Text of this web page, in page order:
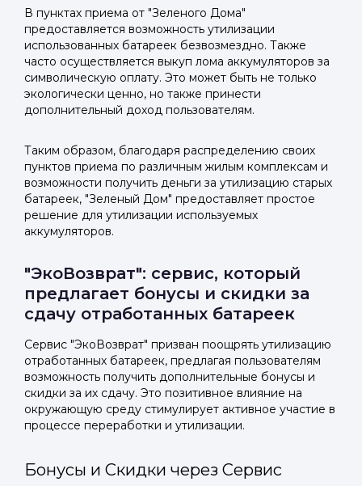
В пунктах приема от "Зеленого Дома"
предоставляется возможность утилизации
использованных батареек безвозмездно. Также
часто осуществляется выкуп лома аккумуляторов за
символическую оплату. Это может быть не только
экологически ценно, но также принести
дополнительный доход пользователям.
Таким образом, благодаря распределению своих
пунктов приема по различным жилым комплексам и
возможности получить деньги за утилизацию старых
батареек, "Зеленый Дом" предоставляет простое
решение для утилизации используемых
аккумуляторов.
"ЭкоВозврат": сервис, который
предлагает бонусы и скидки за
сдачу отработанных батареек
Сервис "ЭкоВозврат" призван поощрять утилизацию
отработанных батареек, предлагая пользователям
возможность получить дополнительные бонусы и
скидки за их сдачу. Это позитивное влияние на
окружающую среду стимулирует активное участие в
процессе переработки и утилизации.
Бонусы и Скидки через Сервис